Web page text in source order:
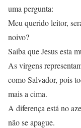
uma pergunta:
Meu querido leitor,
noivo?
Saiba que Jesus esta
As virgens
como Salvador, pois
mais a cima.
A diferença está no
não se apague.